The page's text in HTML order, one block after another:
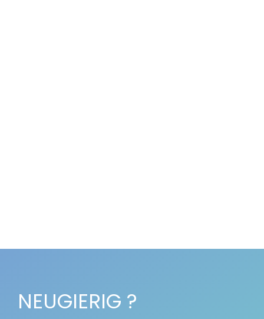
NEUGIERIG ?